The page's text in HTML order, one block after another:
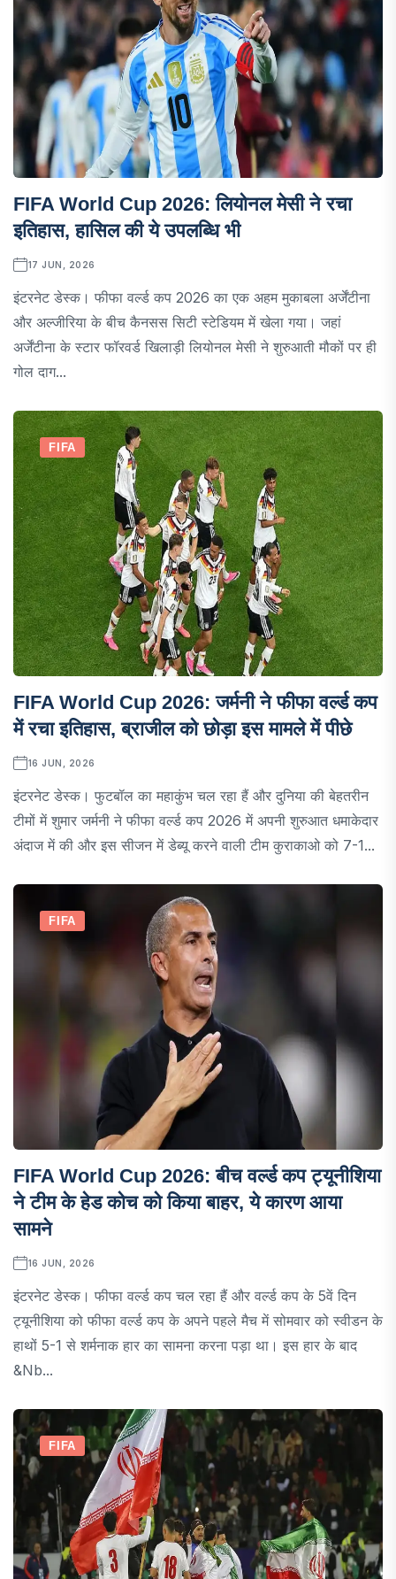
FIFA World Cup 2026: लियोनल मेसी ने रचा
इतिहास, हासिल की ये उपलब्धि भी
17 JUN, 2026
इंटरनेट डेस्क। फीफा वर्ल्ड कप 2026 का एक अहम मुकाबला अर्जेंटीना
और अल्जीरिया के बीच कैनसस सिटी स्टेडियम में खेला गया। जहां
अर्जेंटीना के स्टार फॉरवर्ड खिलाड़ी लियोनल मेसी ने शुरुआती मौकों पर ही
गोल दाग...
FIFA
FIFA World Cup 2026: जर्मनी ने फीफा वर्ल्ड कप
में रचा इतिहास, ब्राजील को छोड़ा इस मामले में पीछे
16 JUN, 2026
इंटरनेट डेस्क। फुटबॉल का महाकुंभ चल रहा हैं और दुनिया की बेहतरीन
टीमों में शुमार जर्मनी ने फीफा वर्ल्ड कप 2026 में अपनी शुरुआत धमाकेदार
अंदाज में की और इस सीजन में डेब्यू करने वाली टीम कुराकाओ को 7-1...
FIFA
FIFA World Cup 2026: बीच वर्ल्ड कप ट्यूनीशिया
ने टीम के हेड कोच को किया बाहर, ये कारण आया
सामने
16 JUN, 2026
इंटरनेट डेस्क। फीफा वर्ल्ड कप चल रहा हैं और वर्ल्ड कप के 5वें दिन
ट्यूनीशिया को फीफा वर्ल्ड कप के अपने पहले मैच में सोमवार को स्वीडन के
हाथों 5-1 से शर्मनाक हार का सामना करना पड़ा था। इस हार के बाद
&nb...
FIFA